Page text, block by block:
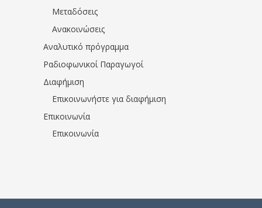
Μεταδόσεις
Ανακοινώσεις
Αναλυτικό πρόγραμμα
Ραδιοφωνικοί Παραγωγοί
Διαφήμιση
Επικοινωνήστε για διαφήμιση
Επικοινωνία
Επικοινωνία